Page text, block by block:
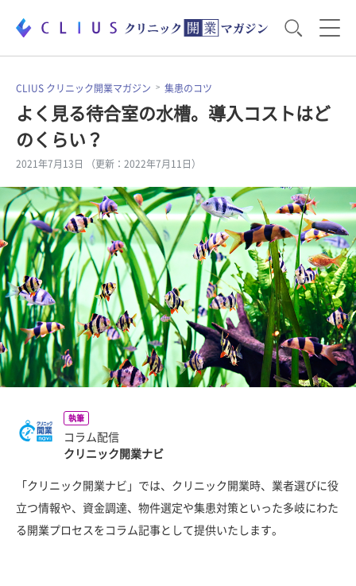
お役立ち資料 運営・経営のポイント
開業医のリアル
電子カルテ・ICT 医療機器・事務機器
集患のコツ セミナー
CLIUS クリニック開業マガジン 集患のコツ
よく見る待合室の水槽。導入コストはど
のくらい？
2021年7月13日 （更新：2022年7月11日）
執筆
コラム配信
クリニック開業ナビ
「クリニック開業ナビ」では、クリニック開業時、業者選びに役
立つ情報や、資金調達、物件選定や集患対策といった多岐にわた
る開業プロセスをコラム記事として提供いたします。